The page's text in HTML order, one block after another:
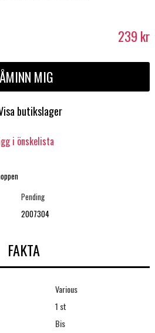
239 kr
MIG
butikslager
i önskelista
Pending
2007304
FAKTA
Various
1 st
Bis